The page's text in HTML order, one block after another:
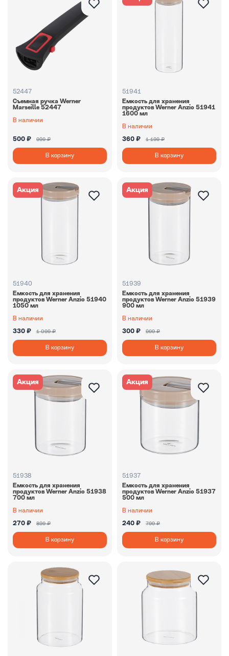
52447
Съемная ручка Werner
Marseille 52447
В наличии
500 ₽ 999 ₽
В корзину
51941
Емкость для хранения
продуктов Werner Anzio 51941
1600 мл
В наличии
360 ₽ 1 199 ₽
В корзину
Акция
51940
Емкость для хранения
продуктов Werner Anzio 51940
1050 мл
В наличии
330 ₽ 1 099 ₽
В корзину
Акция
51939
Емкость для хранения
продуктов Werner Anzio 51939
900 мл
В наличии
300 ₽ 999 ₽
В корзину
Акция
51938
Емкость для хранения
продуктов Werner Anzio 51938
700 мл
В наличии
270 ₽ 899 ₽
В корзину
Акция
51937
Емкость для хранения
продуктов Werner Anzio 51937
500 мл
В наличии
240 ₽ 799 ₽
В корзину